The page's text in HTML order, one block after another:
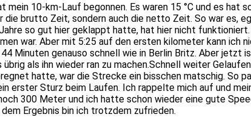
10-km-Lauf begonnen. Es waren 15 °C und es
die brutto Zeit, sondern auch die netto Zeit. So war es,
so gut hier geklappt hatte, hat hier nicht
war. Aber mit 5:25 auf den ersten kilometer kann
Minuten genauso schnell wie in Berlin Britz. Aber jetzt
als ihn wieder ran zu machen.Schnell weiter
hatte, war die Strecke ein bisschen matschig. So
erster Sturz beim Laufen. Ich rappelte mich auf und
300 Meter und ich hatte schon wieder eine gute
Ergebnis bin ich trotzdem zufrieden.